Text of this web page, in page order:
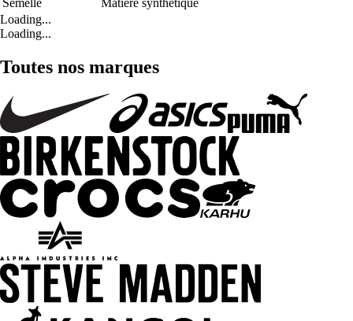
Loading...
Loading...
Toutes nos marques